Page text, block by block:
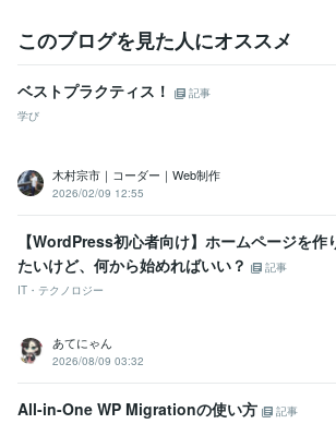
学歴
京都産業大学 1992年3月 ~ 1996年2月
デジタルクリエイターカレッジWAO! 1996年3
デジタルクリエイターカレッジWAO! 1996年6
このブログを見た人にオススメ
ベストプラクティス！
記事
学び
木村宗市｜コーダー｜Web制作
2026/02/09 12:55
【WordPress初心者向け】ホームページを作
たいけど、何から始めればいい？
記事
IT・テクノロジー
あてにゃん
2026/08/09 03:32
All-in-One WP Migrationの使い方
記事